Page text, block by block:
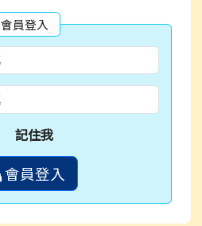
會員登入
記住我
會員登入